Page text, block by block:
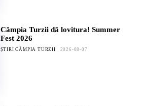
Câmpia Turzii dă lovitura! Summer
Fest 2026
ȘTIRI CÂMPIA TURZII 2026-08-07